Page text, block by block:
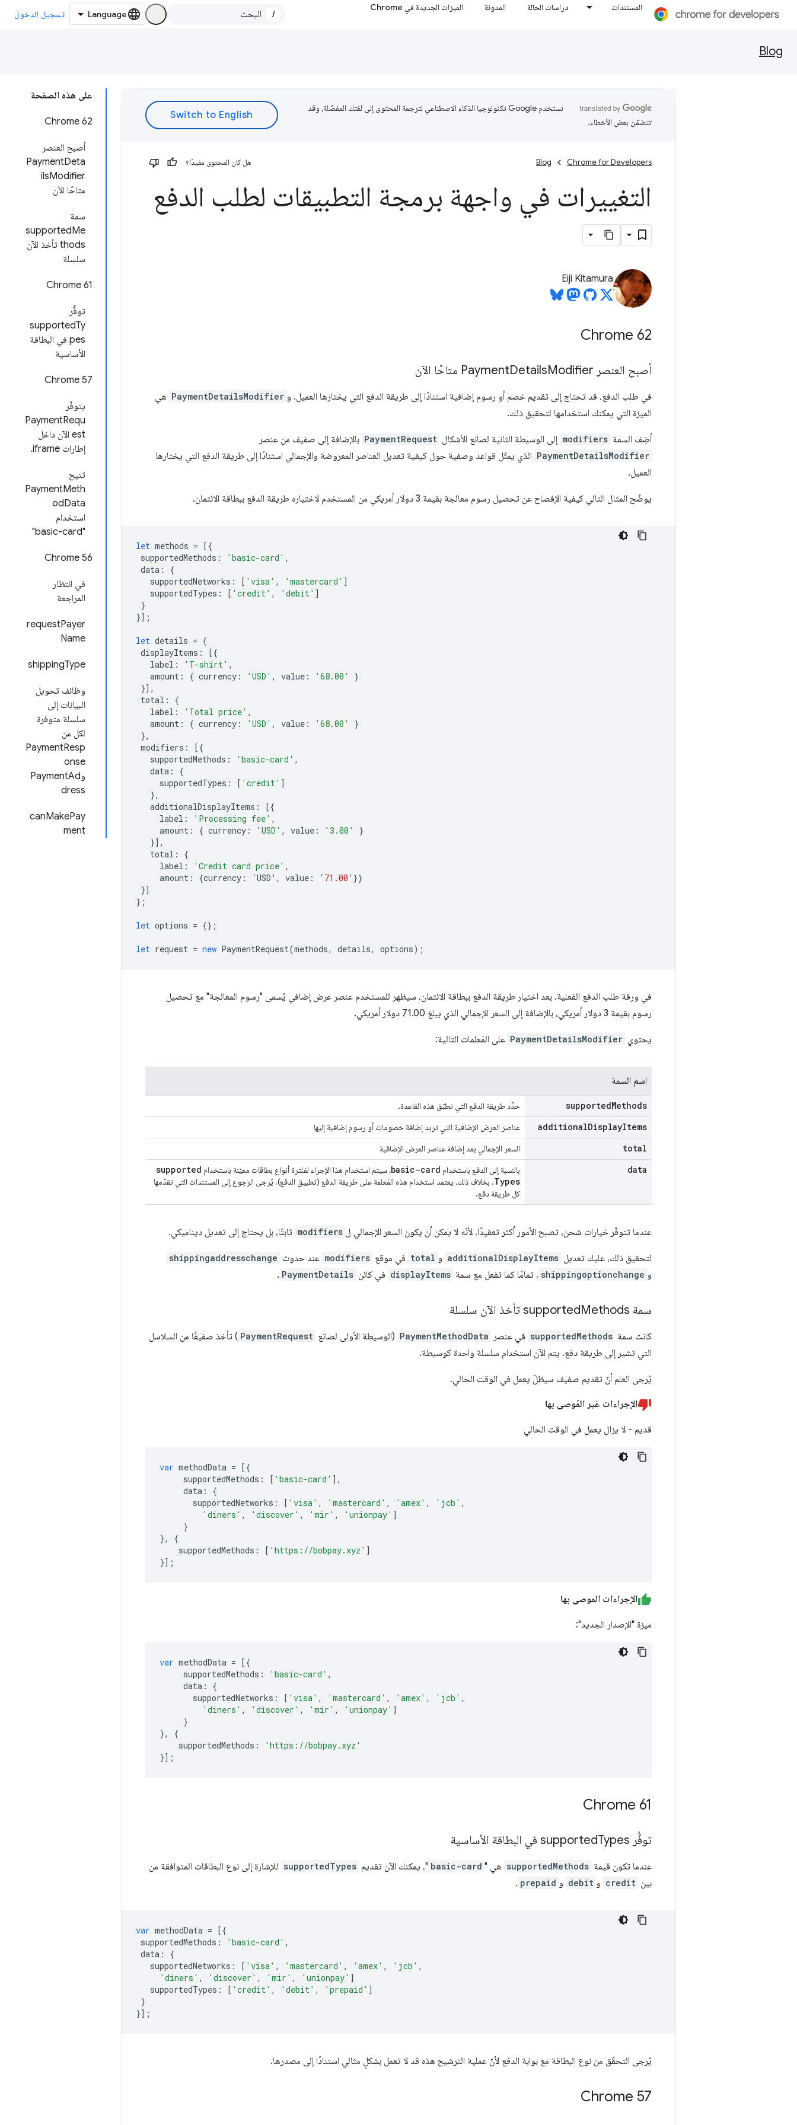
المستندات دراسات الحالة المدونة الميزات الجديدة في Chrome
/ تسجيل الدخول
Blog
على هذه الصفحة
Chrome 62
أصبح العنصر
PaymentDeta
ilsModifier
متاحًا الآن
سمة
supportedMe
thods تأخذ الآن
سلسلة
Chrome 61
توفُّر
supportedTy
pes في البطاقة
الأساسية
Chrome 57
يتوفّر
PaymentRequ
est الآن داخل
إطارات iframe.
تتيح
PaymentMeth
odData
استخدام
"basic-card"
Chrome 56
في انتظار
المراجعة
requestPayer
Name
shippingType
وظائف تحويل
البيانات إلى
سلسلة متوفرة
لكل من
PaymentResp
onse
وPaymentAd
dress
canMakePay
ment
تستخدم Google تكنولوجيا الذكاء الاصطناعي لترجمة المحتوى إلى لغتك المفضّلة، وقد
تتضمّن بعض الأخطاء.
Chrome for Developers
Blog هل كان المحتوى مفيدًا؟
التغييرات في واجهة برمجة التطبيقات لطلب الدفع
Eiji Kitamura
Chrome 62
أصبح العنصر Payment DetailsModifier متاحًا الآن
في طلب الدفع، قد تحتاج إلى تقديم خصم أو رسوم إضافية استنادًا إلى طريقة الدفع التي يختارها العميل. و PaymentDetailsModifier هي
الميزة التي يمكنك استخدامها لتحقيق ذلك.
أضِف السمة modifiers إلى الوسيطة الثانية لصانع الأشكال PaymentRequest بالإضافة إلى صفيف من عنصر
PaymentDetailsModifier الذي يمثّل قواعد وصفية حول كيفية تعديل العناصر المعروضة والإجمالي استنادًا إلى طريقة الدفع التي يختارها
العميل.
يوضّح المثال التالي كيفية الإفصاح عن تحصيل رسوم معالجة بقيمة 3 دولار أمريكي من المستخدم لاختياره طريقة الدفع ببطاقة الائتمان.
let methods = [{
supportedMethods : 'basic-card' ,
data :
{
supportedNetworks : [ 'visa' , 'mastercard' ]
supportedTypes : [ 'credit' , 'debit' ]
}
}];
let details = {
displayItems :
[{
label : 'T-shirt' ,
amount : { currency : 'USD' , value : '68.00'
}
}],
total :
{
label : 'Total price' ,
amount : { currency : 'USD' , value : '68.00'
}
},
modifiers :
[{
supportedMethods : 'basic-card' ,
data :
{
supportedTypes : [ 'credit' ]
},
additionalDisplayItems :
[{
label : 'Processing fee' ,
amount : { currency : 'USD' , value : '3.00'
}
}],
total :
{
label : 'Credit card price' ,
amount : {currency : ‘USD ’ , value : ‘ 71.00 ’ }}
}]
};
let options = {};
let request = new PaymentRequest(methods, details, options);
في ورقة طلب الدفع الفعلية، بعد اختيار طريقة الدفع ببطاقة الائتمان، سيظهر للمستخدم عنصر عرض إضافي يُسمى "رسوم المعالجة" مع تحصيل
رسوم بقيمة 3 دولار أمريكي، بالإضافة إلى السعر الإجمالي الذي يبلغ 71.00 دولار أمريكي.
يحتوي PaymentDetailsModifier على المَعلمات التالية:
اسم السمة
supportedMethods حدِّد طريقة الدفع التي تطبّق هذه القاعدة.
additionalDisplayItems عناصر العرض الإضافية التي تريد إضافة خصومات أو رسوم إضافية إليها
total السعر الإجمالي بعد إضافة عناصر العرض الإضافية
data بالنسبة إلى الدفع باستخدام basic-card، سيتم استخدام هذا الإجراء لفلترة أنواع بطاقات معيّنة باستخدام supported
Types. بخلاف ذلك، يعتمد استخدام هذه المَعلمة على طريقة الدفع (تطبيق الدفع). يُرجى الرجوع إلى المستندات التي تقدّمها
كل طريقة دفع.
عندما تتوفّر خيارات شحن، تصبح الأمور أكثر تعقيدًا، لأنّه لا يمكن أن يكون السعر الإجمالي ل modifiers ثابتًا، بل يحتاج إلى تعديل ديناميكي.
لتحقيق ذلك، عليك تعديل additionalDisplayItems و total في موقع modifiers عند حدوث shippingaddresschange
و shippingoptionchange ، تمامًا كما تفعل مع سمة displayItems في كائن PaymentDetails
.
سمة supported Methods تأخذ الآن سلسلة
كانت سمة supportedMethods في عنصر PaymentMethodData (الوسيطة الأولى لصانع PaymentRequest ) تأخذ صفيفًا من السلاسل
التي تشير إلى طريقة دفع. يتم الآن استخدام سلسلة واحدة كوسيطة.
يُرجى العلم أنّ تقديم صفيف سيظلّ يعمل في الوقت الحالي.
الإجراءات غير المُوصى بها
قديم - لا يزال يعمل في الوقت الحالي
var methodData = [{
supportedMethods : [ 'basic-card' ],
data :
{
supportedNetworks : [ 'visa' , 'mastercard' , 'amex' , 'jcb' ,
'diners' , 'discover' , 'mir' , 'unionpay' ]
}
},
{
supportedMethods : [ 'https://bobpay.xyz' ]
}];
الإجراءات الموصى بها
ميزة "الإصدار الجديد":
var methodData = [{
supportedMethods : 'basic-card' ,
data :
{
supportedNetworks : [ 'visa' , 'mastercard' , 'amex' , 'jcb' ,
'diners' , 'discover' , 'mir' , 'unionpay' ]
}
},
{
supportedMethods :
'https://bobpay.xyz'
}];
Chrome 61
توفُّر supported Types في البطاقة الأساسية
عندما تكون قيمة supportedMethods هي " basic-card "، يمكنك الآن تقديم supportedTypes للإشارة إلى نوع البطاقات المتوافقة من
بين credit و debit و prepaid
.
var methodData = [{
supportedMethods : 'basic-card' ,
data :
{
supportedNetworks : [ 'visa' , 'mastercard' , 'amex' , 'jcb' ,
'diners' , 'discover' , 'mir' , 'unionpay' ]
supportedTypes : [ 'credit' , 'debit' , 'prepaid' ]
}
}];
يُرجى التحقّق من نوع البطاقة مع بوابة الدفع لأنّ عملية الترشيح هذه قد لا تعمل بشكلٍ مثالي استنادًا إلى مصدرها.
Chrome 57